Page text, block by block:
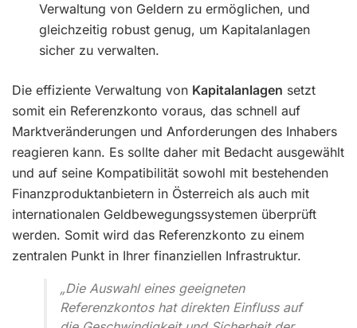
Verwaltung von Geldern zu ermöglichen, und
gleichzeitig robust genug, um Kapitalanlagen
sicher zu verwalten.
Die effiziente Verwaltung von Kapitalanlagen setzt
somit ein Referenzkonto voraus, das schnell auf
Marktveränderungen und Anforderungen des Inhabers
reagieren kann. Es sollte daher mit Bedacht ausgewählt
und auf seine Kompatibilität sowohl mit bestehenden
Finanzproduktanbietern in Österreich als auch mit
internationalen Geldbewegungssystemen überprüft
werden. Somit wird das Referenzkonto zu einem
zentralen Punkt in Ihrer finanziellen Infrastruktur.
„Die Auswahl eines geeigneten
Referenzkontos hat direkten Einfluss auf